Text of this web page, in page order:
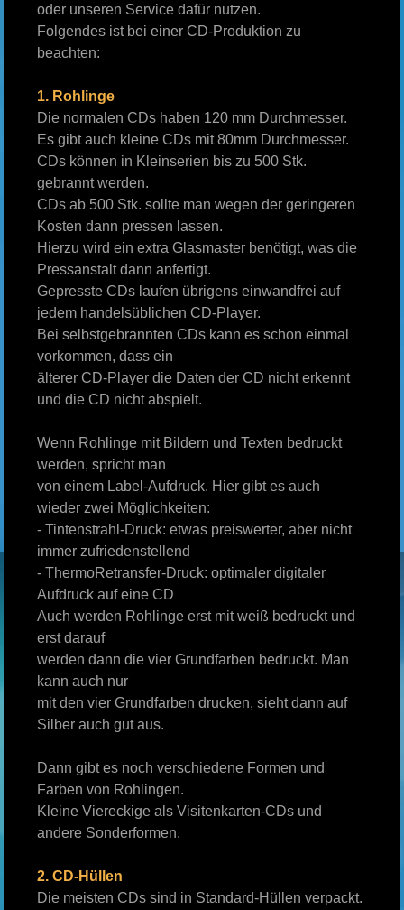
oder unseren Service dafür nutzen.
Folgendes ist bei einer CD-Produktion zu
beachten:
1. Rohlinge
Die normalen CDs haben 120 mm Durchmesser.
Es gibt auch kleine CDs mit 80mm Durchmesser.
CDs können in Kleinserien bis zu 500 Stk.
gebrannt werden.
CDs ab 500 Stk. sollte man wegen der geringeren
Kosten dann pressen lassen.
Hierzu wird ein extra Glasmaster benötigt, was die
Pressanstalt dann anfertigt.
Gepresste CDs laufen übrigens einwandfrei auf
jedem handelsüblichen CD-Player.
Bei selbstgebrannten CDs kann es schon einmal
vorkommen, dass ein
älterer CD-Player die Daten der CD nicht erkennt
und die CD nicht abspielt.
Wenn Rohlinge mit Bildern und Texten bedruckt
werden, spricht man
von einem Label-Aufdruck. Hier gibt es auch
wieder zwei Möglichkeiten:
- Tintenstrahl-Druck: etwas preiswerter, aber nicht
immer zufriedenstellend
- ThermoRetransfer-Druck: optimaler digitaler
Aufdruck auf eine CD
Auch werden Rohlinge erst mit weiß bedruckt und
erst darauf
werden dann die vier Grundfarben bedruckt. Man
kann auch nur
mit den vier Grundfarben drucken, sieht dann auf
Silber auch gut aus.
Dann gibt es noch verschiedene Formen und
Farben von Rohlingen.
Kleine Viereckige als Visitenkarten-CDs und
andere Sonderformen.
2. CD-Hüllen
Die meisten CDs sind in Standard-Hüllen verpackt.